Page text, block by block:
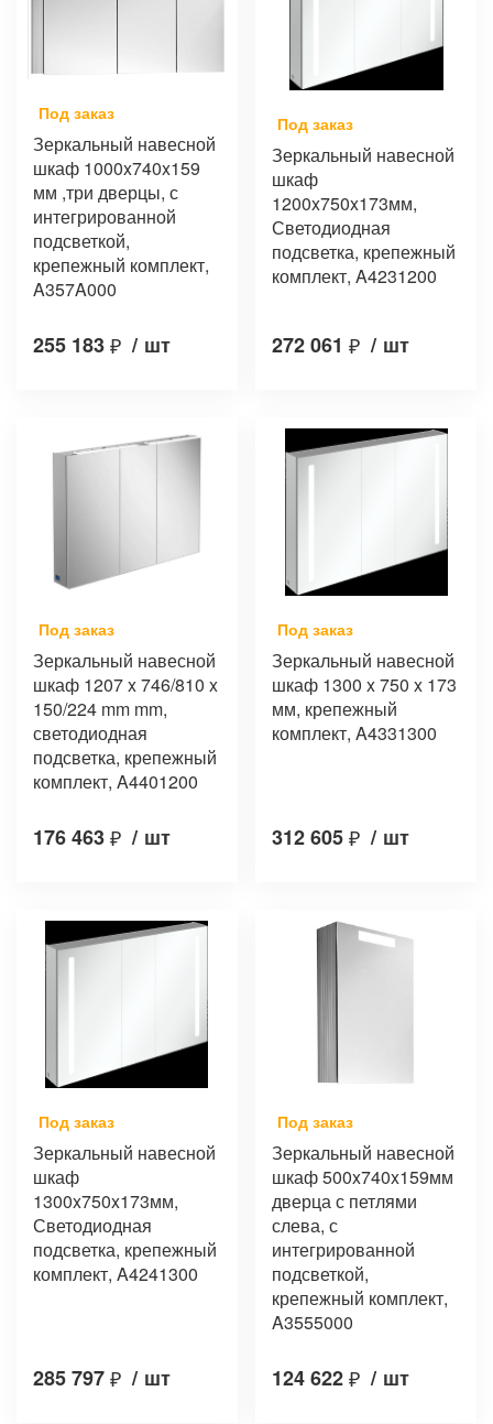
Под заказ
Зеркальный навесной
шкаф 1000x740x159
мм ,три дверцы, с
интегрированной
подсветкой,
крепежный комплект,
A357A000
255 183₽ / шт
Под заказ
Зеркальный навесной
шкаф
1200x750x173мм,
Светодиодная
подсветка, крепежный
комплект, A4231200
272 061₽ / шт
Под заказ
Зеркальный навесной
шкаф 1207 x 746/810 x
150/224 mm mm,
светодиодная
подсветка, крепежный
комплект, A4401200
176 463₽ / шт
Под заказ
Зеркальный навесной
шкаф 1300 x 750 x 173
мм, крепежный
комплект, A4331300
312 605₽ / шт
Под заказ
Зеркальный навесной
шкаф
1300x750x173мм,
Светодиодная
подсветка, крепежный
комплект, A4241300
285 797₽ / шт
Под заказ
Зеркальный навесной
шкаф 500x740x159мм
дверца с петлями
слева, с
интегрированной
подсветкой,
крепежный комплект,
A3555000
124 622₽ / шт